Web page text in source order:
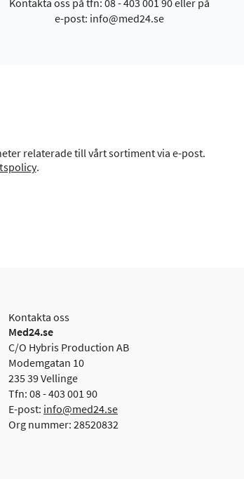
Kontakta oss på tfn: 08 - 403 001 90 eller på
e-post: info@med24.se
relaterade till vårt sortiment via e-post.
.
Kontakta oss
Med24.se
C/O Hybris Production AB
Modemgatan 10
235 39 Vellinge
Tfn: 08 - 403 001 90
E-post: info@med24.se
Org nummer: 28520832